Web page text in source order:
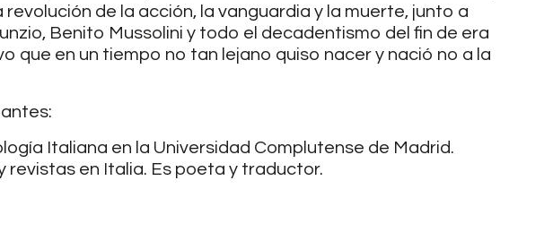
de la acción, la vanguardia y la muerte, junto a
Benito Mussolini y todo el decadentismo del fin de era
que en un tiempo no tan lejano quiso nacer y nació no a la
Italiana en la Universidad Complutense de Madrid.
en Italia. Es poeta y traductor.